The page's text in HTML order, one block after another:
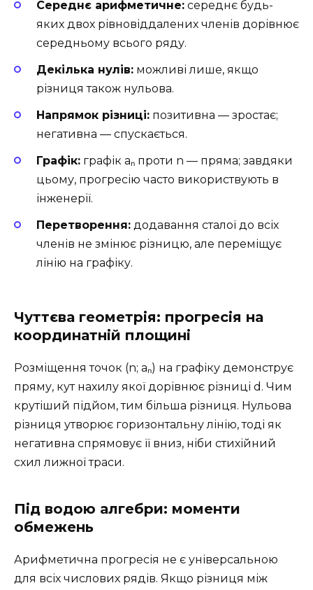
Середнє арифметичне: середнє будь-
яких двох рівновіддалених членів дорівнює
середньому всього ряду.
Декілька нулів: можливі лише, якщо
різниця також нульова.
Напрямок різниці: позитивна — зростає;
негативна — спускається.
Графік: графік aₙ проти n — пряма; завдяки
цьому, прогресію часто використвують в
інженерії.
Перетворення: додавання сталої до всіх
членів не змінює різницю, але переміщує
лінію на графіку.
Чуттєва геометрія: прогресія на
координатній площині
Розміщення точок (n; aₙ) на графіку демонструє
пряму, кут нахилу якої дорівнює різниці d. Чим
крутіший підйом, тим більша різниця. Нульова
різниця утворює горизонтальну лінію, тоді як
негативна спрямовує її вниз, ніби стихійний
схил лижної траси.
Під водою алгебри: моменти
обмежень
Арифметична прогресія не є універсальною
для всіх числових рядів. Якщо різниця між